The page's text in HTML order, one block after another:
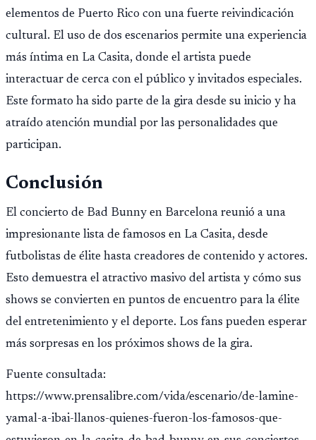
elementos de Puerto Rico con una fuerte reivindicación
cultural. El uso de dos escenarios permite una experiencia
más íntima en La Casita, donde el artista puede
interactuar de cerca con el público y invitados especiales.
Este formato ha sido parte de la gira desde su inicio y ha
atraído atención mundial por las personalidades que
participan.
Conclusión
El concierto de Bad Bunny en Barcelona reunió a una
impresionante lista de famosos en La Casita, desde
futbolistas de élite hasta creadores de contenido y actores.
Esto demuestra el atractivo masivo del artista y cómo sus
shows se convierten en puntos de encuentro para la élite
del entretenimiento y el deporte. Los fans pueden esperar
más sorpresas en los próximos shows de la gira.
Fuente consultada:
https://www.prensalibre.com/vida/escenario/de-lamine-
yamal-a-ibai-llanos-quienes-fueron-los-famosos-que-